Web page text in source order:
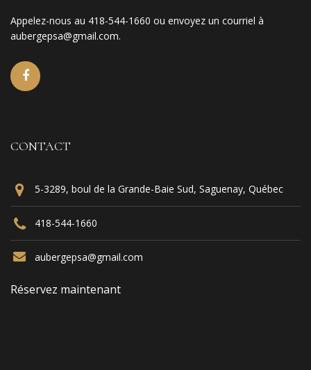
Appelez-nous au 418-544-1660 ou envoyez un courriel à
aubergepsa@gmail.com.
CONTACT
5-3289, boul de la Grande-Baie Sud, Saguenay, Québec
418-544-1660
aubergepsa@gmail.com
Réservez maintenant